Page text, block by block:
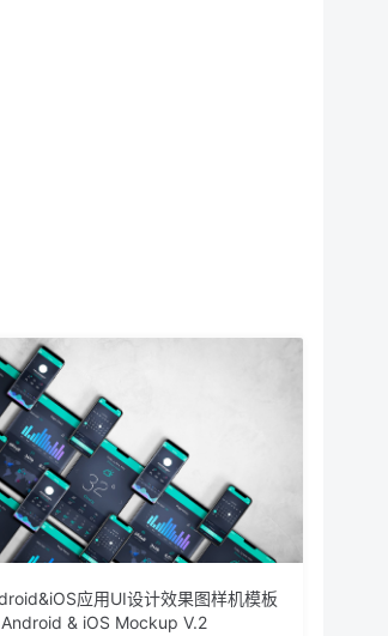
应用UI设计效果图样机模板
& iOS Mockup V.2